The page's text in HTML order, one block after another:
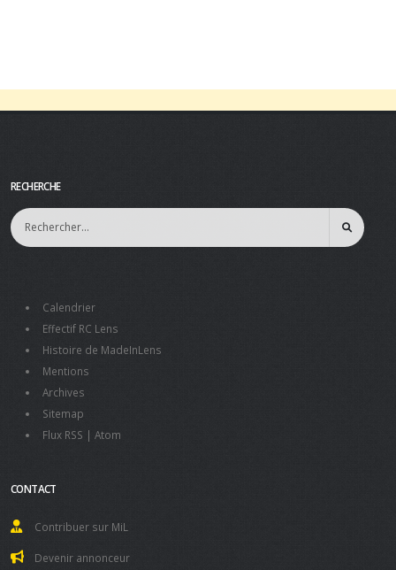
RECHERCHE
Calendrier
Effectif RC Lens
Histoire de MadeInLens
Mentions
Archives
Sitemap
Flux RSS | Atom
CONTACT
Contribuer sur MiL
Devenir annonceur